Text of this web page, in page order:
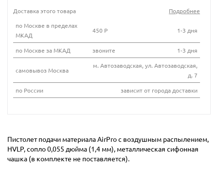
Доставка этого товара
Подробнее
по Москве в пределах
МКАД
450 Р 1-3 дня
по Москве за МКАД звоните 1-3 дня
самовывоз Москва
м. Автозаводская, ул. Автозаводская,
д. 7
по России
зависит от города доставки
Пистолет подачи материала AirPro с воздушным распылением,
HVLP, сопло 0,055 дюйма (1,4 мм), металлическая сифонная
чашка (в комплекте не поставляется).